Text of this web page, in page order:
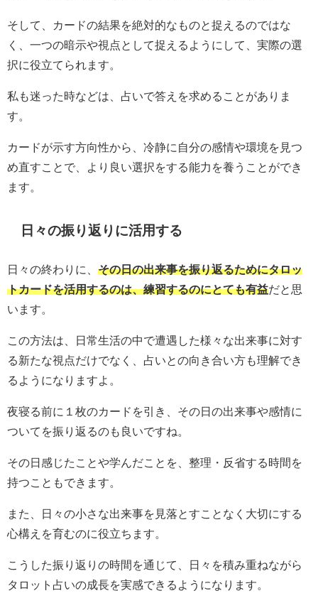
そして、カードの結果を絶対的なものと捉えるのではな
く、一つの暗示や視点として捉えるようにして、実際の選
択に役立てられます。
私も迷った時などは、占いで答えを求めることがありま
す。
カードが示す方向性から、冷静に自分の感情や環境を見つ
め直すことで、より良い選択をする能力を養うことができ
ます。
日々の振り返りに活用する
日々の終わりに、 その日の出来事を振り返るためにタロッ
トカードを活用するのは、練習するのにとても有益だと思
います。
この方法は、日常生活の中で遭遇した様々な出来事に対す
る新たな視点だけでなく、占いとの向き合い方も理解でき
るようになりますよ。
夜寝る前に１枚のカードを引き、その日の出来事や感情に
ついてを振り返るのも良いですね。
その日感じたことや学んだことを、整理・反省する時間を
持つこともできます。
また、日々の小さな出来事を見落とすことなく大切にする
心構えを育むのに役立ちます。
こうした振り返りの時間を通じて、日々を積み重ねながら
タロット占いの成長を実感できるようになります。